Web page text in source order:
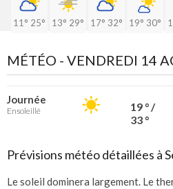
11° 25° 13° 29° 17° 32° 19° 30°
MÉTÉO - VENDREDI 14
Journée
Ensoleillé
19 ° /
33 °
Prévisions météo détaillées à
Le soleil dominera largement. Le